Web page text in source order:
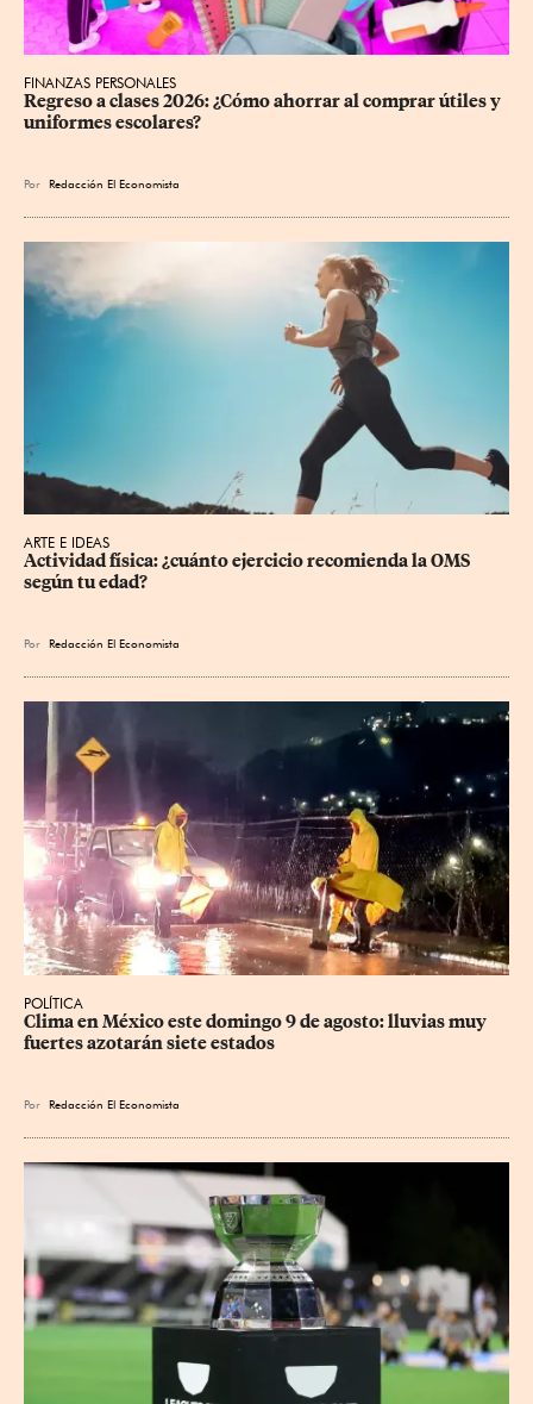
FINANZAS PERSONALES
Regreso a clases 2026: ¿Cómo ahorrar al comprar útiles y
uniformes escolares?
Por Redacción El Economista
ARTE E IDEAS
Actividad física: ¿cuánto ejercicio recomienda la OMS
según tu edad?
Por Redacción El Economista
POLÍTICA
Clima en México este domingo 9 de agosto: lluvias muy
fuertes azotarán siete estados
Por Redacción El Economista